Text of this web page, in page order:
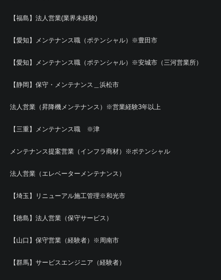
【福島】法人営業(業界未経験)
【愛知】メンテナンス職（ポテンシャル）※豊田市
【愛知】メンテナンス職（ポテンシャル）※安城市（三河営業所）
【静岡】保守・メンテナンス＿浜松市
法人営業（昇降機メンテナンス）※営業経験3年以上
【三重】メンテナンス職 ※津
メンテナンス提案営業（インフラ商材）※ポテンシャル
法人営業（エレベーターメンテナンス）
【埼玉】リニューアル施工管理※和光市
【徳島】法人営業（保守サービス）
【山口】保守営業（経験者）※周南市
【群馬】サービスエンジニア（経験者）